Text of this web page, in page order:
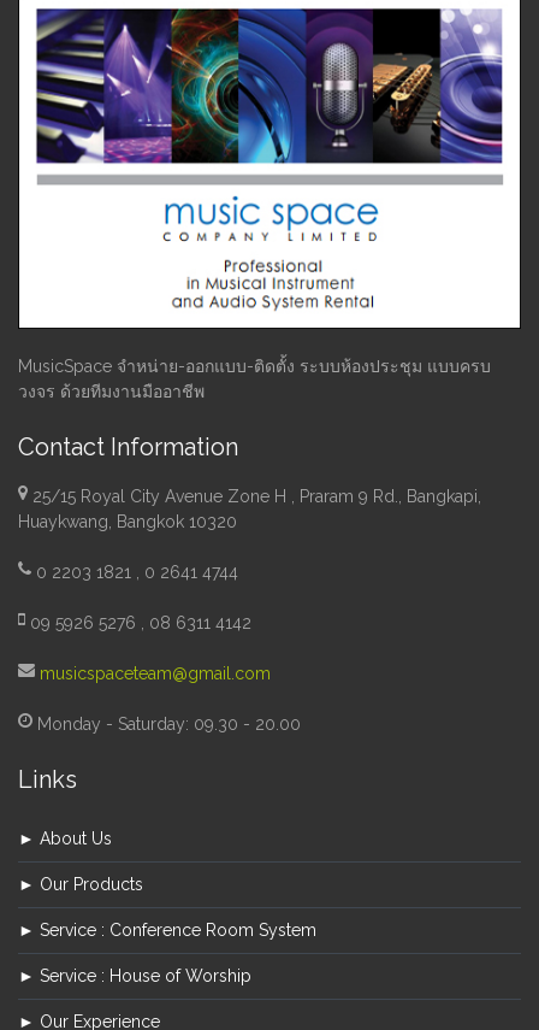
MusicSpace จำหน่าย-ออกแบบ-ติดตั้ง ระบบห้องประชุม แบบครบ
วงจร ด้วยทีมงานมืออาชีพ
Contact Information
25/15 Royal City Avenue Zone H , Praram 9 Rd., Bangkapi,
Huaykwang, Bangkok 10320
0 2203 1821 , 0 2641 4744
09 5926 5276 , 08 6311 4142
musicspaceteam@gmail.com
Monday - Saturday: 09.30 - 20.00
Links
► About Us
► Our Products
► Service : Conference Room System
► Service : House of Worship
► Our Experience